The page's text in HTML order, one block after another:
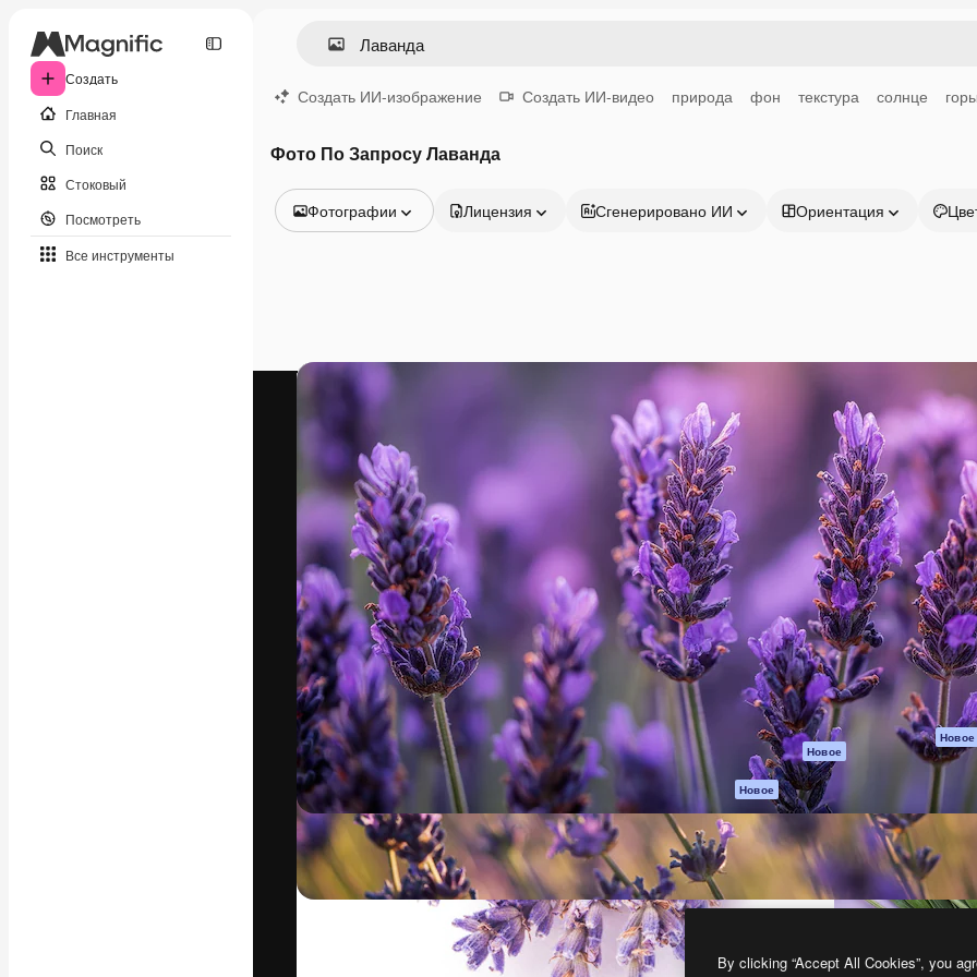
Создать
Главная
Поиск
Стоковый
Посмотреть
Все инструменты
Создать ИИ-изображение Создать ИИ-видео природа фон текстура солнце горы
Фото По Запросу Лаванда
Фотографии
Видео
Видеоролик
Моушн-дизайн
Видеошаблоны
Иконки
3D-модели
Лицензия Сгенерировано ИИ Ориентация
Креативная платформа для создания
ваших лучших работ. Более 1 миллиона
подписчиков среди креаторов,
предприятий, агентств и студий.
Pусский
Продукция
Spaces
ИИ-помощник
Генератор
изображений ИИ
Генератор видео
ИИ
Генератор голоса
на основе ИИ
Стоковый контент
MCP для
Claude/ChatGPT
Новое
Агенты Новое
API
Мобильное
приложение
Все инструменты
Magnific
Начать
Academy
Документация
Пакету ИИ
Служба
поддержки
Условия и
положения
Политика
Оригиналы Новое
Политика файлов
Центр доверия
Партнеры
Предприятие
By clicking “Accept All Cookies”, you